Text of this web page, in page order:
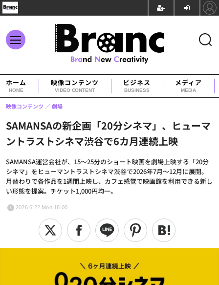
ホーム
HOME
映像コンテンツ
VIDEO CONTENT
ビジネス
BUSINESS
メディア
MEDIA
SAMANSAの新企画「20分シネマ」、ヒューマ
ントラストシネマ渋谷で6カ月連続上映
SAMANSA運営会社が、15～25分のショート映画を劇場上映する「20分
シネマ」をヒューマントラストシネマ渋谷で2026年7月～12月に展開。
月替わりで各作品を1週間上映し、カフェ感覚で映画館を利用できる新し
い形態を提案。チケット1,000円均一。
映像コンテンツ 劇場
2026.6.22 Mon 18:00